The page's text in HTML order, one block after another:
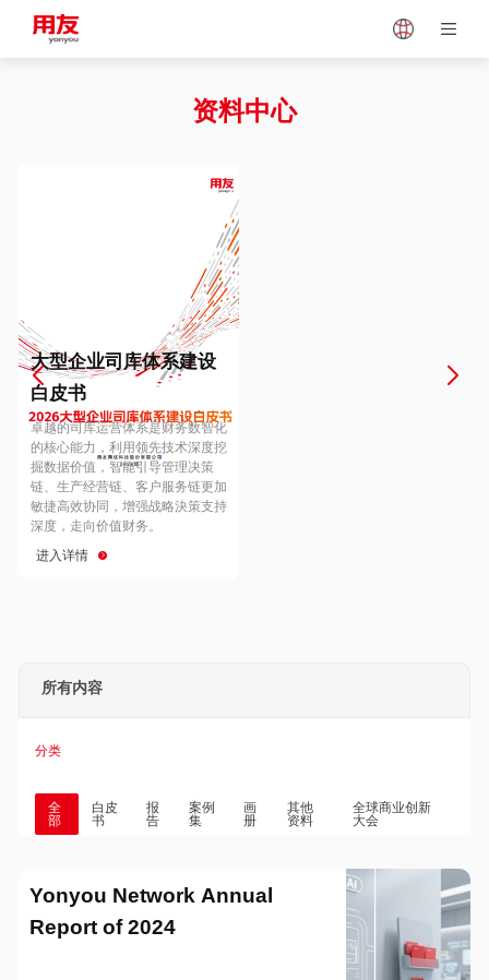
Vietnam
Europe
Hungary
Hong Kong
资料中心
大型企业司库体系建设
白皮书
卓越的司库运营体系是财务数智化
的核心能力，利用领先技术深度挖
掘数据价值，智能引导管理决策
链、生产经营链、客户服务链更加
敏捷高效协同，增强战略決策支持
深度，走向价值财务。
进入详情
所有内容
分类
全
部
白皮
书
报
告
案例
集
画
册
其他
资料
全球商业创新
大会
Yonyou Network Annual
Report of 2024